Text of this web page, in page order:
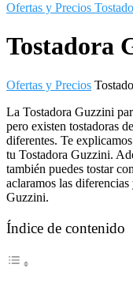
Ofertas y Precios
Tostadora
Ofertas y Precios
La Tostadora Guzzini
pero existen tostadoras
diferentes. Te
tu Tostadora Guzzini.
también puedes tostar
aclaramos las
Guzzini.
Índice de contenido